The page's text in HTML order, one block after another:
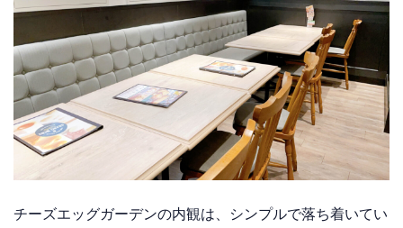
チーズエッグガーデンの内観は、シンプルで落ち着いてい